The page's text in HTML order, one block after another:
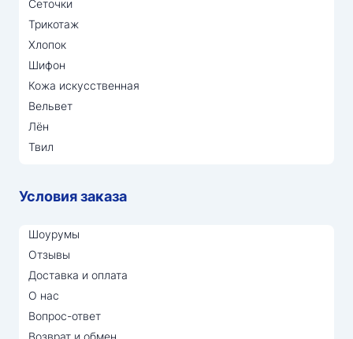
Сеточки
Трикотаж
Хлопок
Шифон
Кожа искусственная
Вельвет
Лён
Твил
Условия заказа
Шоурумы
Отзывы
Доставка и оплата
О нас
Вопрос-ответ
Возврат и обмен